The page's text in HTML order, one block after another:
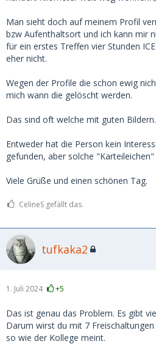
Da ich aber hier bei dem Thema
auch Tinder, Insta, Lavoo etc nicht
unbedingt mit einem zu uncoolen
kommen , falls ihr versteht was ich
Vielleicht kann die Frage auch ein
Vielen Dank und einen schönen
Man sieht doch auf meinem Profil
bzw Aufenthaltsort und ich kann mir
für ein erstes Treffen vier Stunden
eher nicht.
Wegen der Profile die schon ewig
mich wann die gelöscht werden.
Das sind oft welche mit guten Bildern.
Entweder hat die Person kein
gefunden, aber solche
Viele Grüße und einen schönen Tag.
CelineS gefällt das.
tufkaka2
1. Juli 2024 +5
Das ist genau das Problem. Es gibt
Darum wirst du mit 7
so wie der Kollege meint.